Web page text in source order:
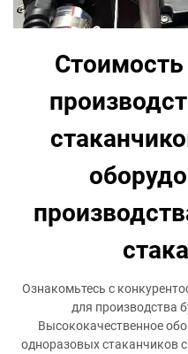
Ознакомьтесь с
для производства
Высококачественное
одноразовых стаканчиков